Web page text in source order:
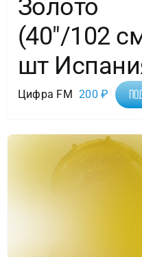
Золото
(40″/102
шт
Цифра FM 200₽